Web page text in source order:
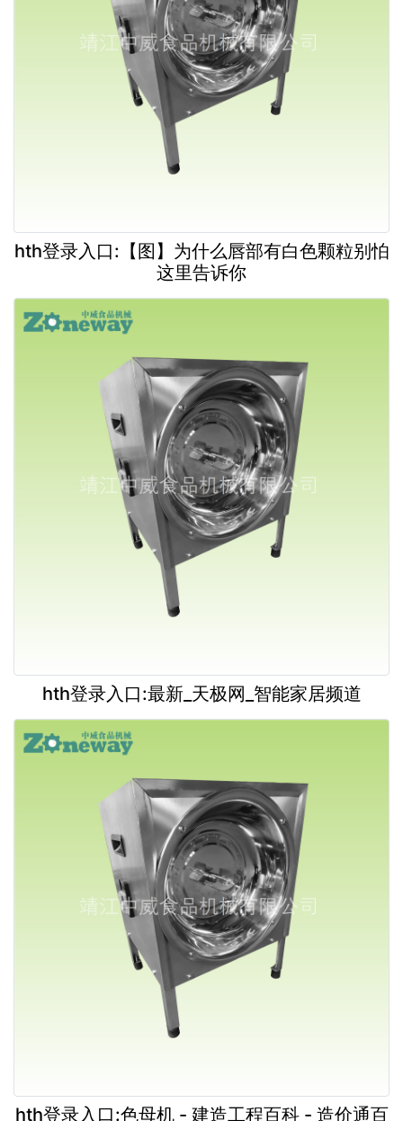
hth登录入口:【图】为什么唇部有白色颗粒别怕
这里告诉你
hth登录入口:最新_天极网_智能家居频道
hth登录入口:色母机 - 建造工程百科 - 造价通百